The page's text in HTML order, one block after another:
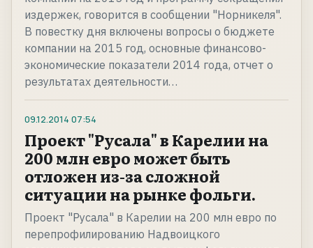
издержек, говорится в сообщении "Норникеля".
В повестку дня включены вопросы о бюджете
компании на 2015 год, основные финансово-
экономические показатели 2014 года, отчет о
результатах деятельности…
09.12.2014 07:54
Проект "Русала" в Карелии на
200 млн евро может быть
отложен из-за сложной
ситуации на рынке фольги.
Проект "Русала" в Карелии на 200 млн евро по
перепрофилированию Надвоицкого